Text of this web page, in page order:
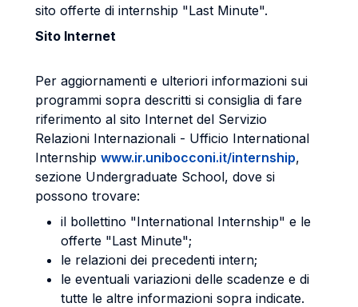
sito offerte di internship "Last Minute".
Sito Internet
Per aggiornamenti e ulteriori informazioni sui
programmi sopra descritti si consiglia di fare
riferimento al sito Internet del Servizio
Relazioni Internazionali - Ufficio International
Internship www.ir.unibocconi.it/internship,
sezione Undergraduate School, dove si
possono trovare:
il bollettino "International Internship" e le
offerte "Last Minute";
le relazioni dei precedenti intern;
le eventuali variazioni delle scadenze e di
tutte le altre informazioni sopra indicate.